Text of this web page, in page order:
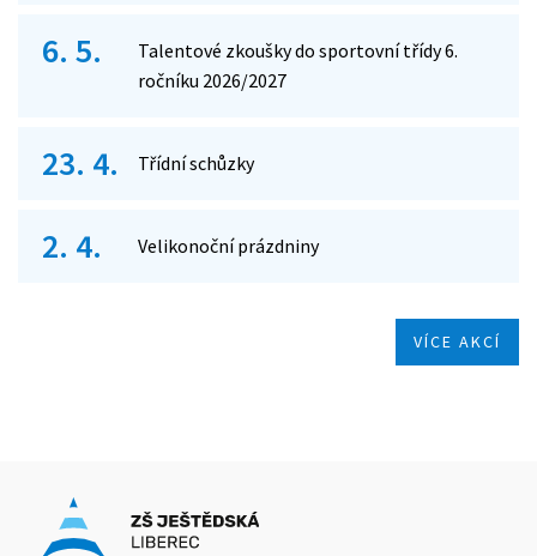
6. 5.
Talentové zkoušky do sportovní třídy 6.
ročníku 2026/2027
23. 4. Třídní schůzky
2. 4. Velikonoční prázdniny
VÍCE AKCÍ